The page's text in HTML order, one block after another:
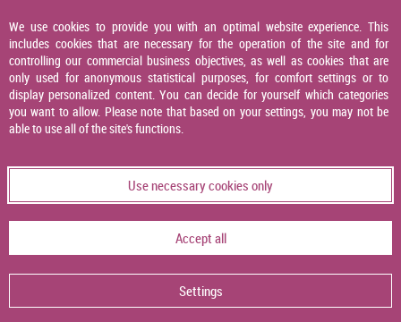
4348
Druckaufnehmer
4349
Temperaturaufnehmer
4356
We use cookies to provide you with an optimal website experience. This
includes cookies that are necessary for the operation of the site and for
controlling our commercial business objectives, as well as cookies that are
only used for anonymous statistical purposes, for comfort settings or to
display personalized content. You can decide for yourself which categories
you want to allow. Please note that based on your settings, you may not be
able to use all of the site's functions.
Use necessary cookies only
Accept all
Settings